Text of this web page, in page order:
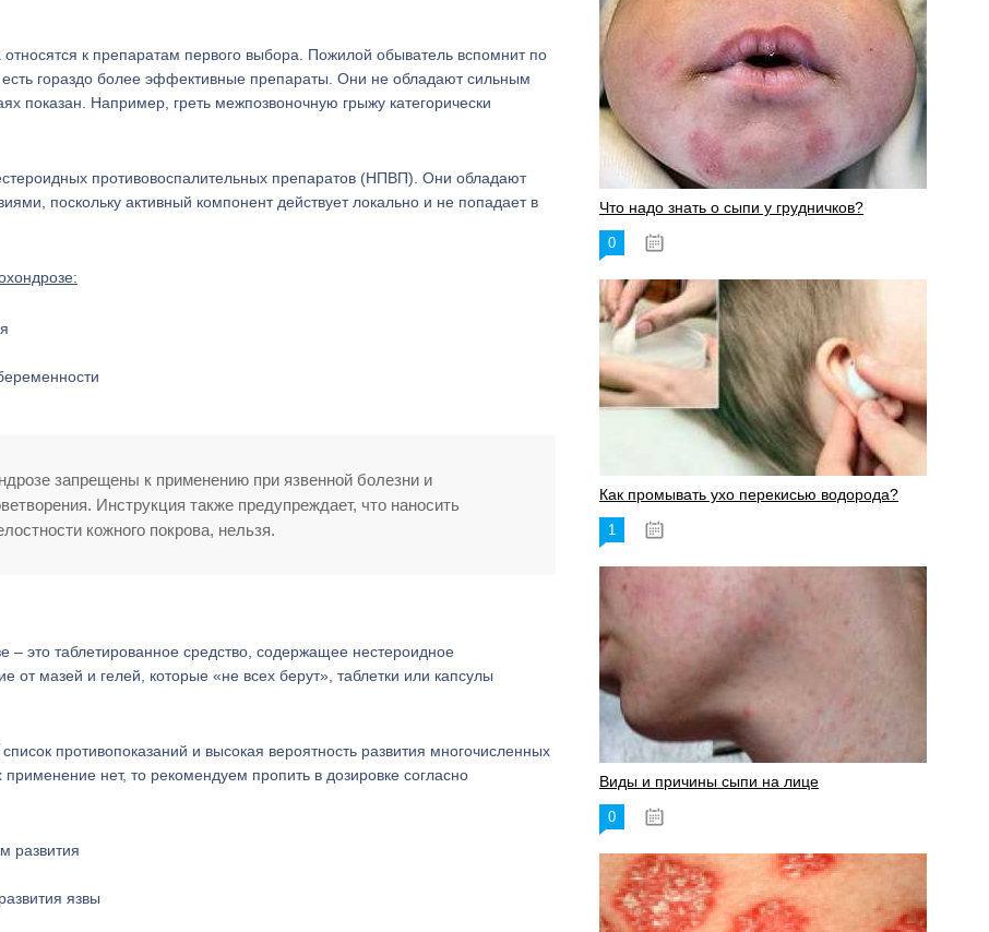
к препаратам первого выбора. Пожилой обыватель вспомнит по
гораздо более эффективные препараты. Они не обладают сильным
показан. Например, греть межпозвоночную грыжу категорически
противовоспалительных препаратов (НПВП). Они обладают
поскольку активный компонент действует локально и не попадает в
запрещены к применению при язвенной болезни и
Инструкция также предупреждает, что наносить
кожного покрова, нельзя.
это таблетированное средство, содержащее нестероидное
от мазей и гелей, которые «не всех берут», таблетки или капсулы
противопоказаний и высокая вероятность развития многочисленных
нет, то рекомендуем пропить в дозировке согласно
язвы
Что надо знать о сыпи у грудничков?
0
Как промывать ухо перекисью водорода?
1
Виды и причины сыпи на лице
0